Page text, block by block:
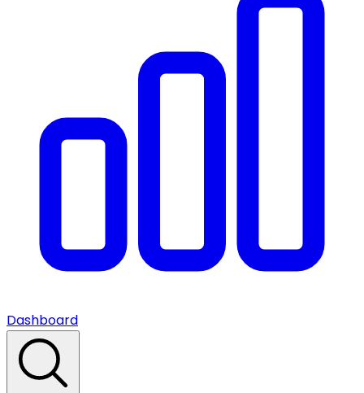
Dashboard